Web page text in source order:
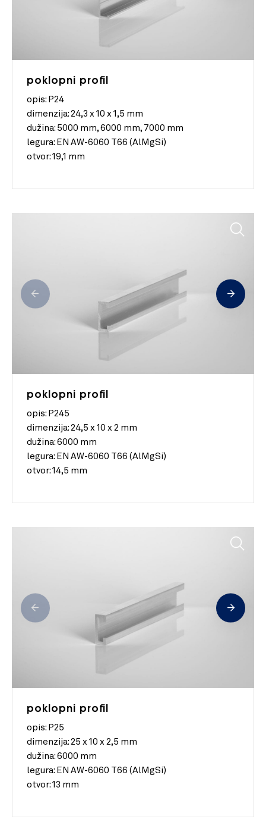
poklopni profil
opis: P24
dimenzija: 24,3 x 10 x 1,5 mm
dužina: 5000 mm, 6000 mm, 7000 mm
legura: EN AW-6060 T66 (AlMgSi)
otvor: 19,1 mm
poklopni profil
opis: P245
dimenzija: 24,5 x 10 x 2 mm
dužina: 6000 mm
legura: EN AW-6060 T66 (AlMgSi)
otvor: 14,5 mm
poklopni profil
opis: P25
dimenzija: 25 x 10 x 2,5 mm
dužina: 6000 mm
legura: EN AW-6060 T66 (AlMgSi)
otvor: 13 mm